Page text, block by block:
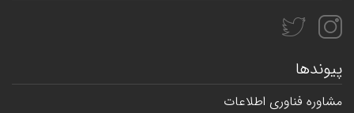
پیوندها
مشاوره فناوری اطلاعات